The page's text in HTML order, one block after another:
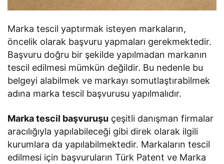
Marka tescil yaptırmak isteyen markaların,
öncelik olarak başvuru yapmaları gerekmektedir.
Başvuru doğru bir şekilde yapılmadan markanın
tescil edilmesi mümkün değildir. Bu nedenle bu
belgeyi alabilmek ve markayı somutlaştırabilmek
adına marka tescil başvurusu yapılmalıdır.
Marka tescil başvuruşu çeşitli danışman firmalar
aracılığıyla yapılabileceği gibi direk olarak ilgili
kurumlara da yapılabilmektedir. Markaların tescil
edilmesi için başvuruların Türk Patent ve Marka